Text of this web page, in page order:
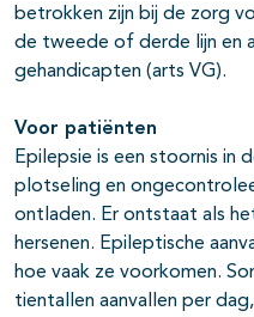
betrokken zijn bij de zorg
de tweede of derde lijn en
gehandicapten (arts VG).
Voor patiënten
Epilepsie is een stoornis in
plotseling en
ontladen. Er ontstaat als
hersenen. Epileptische
hoe vaak ze voorkomen.
tientallen aanvallen per